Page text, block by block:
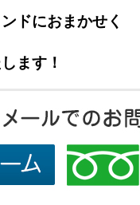
ドにおまかせく
ます！